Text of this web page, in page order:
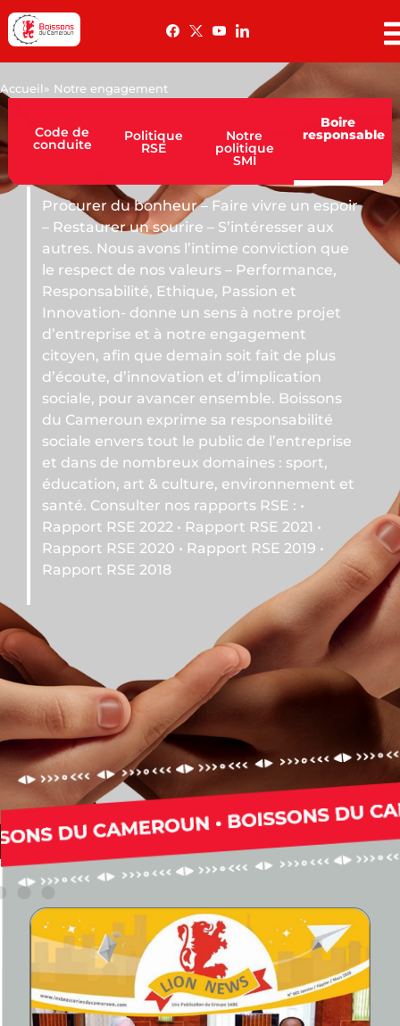
Accueil» Notre engagement
Code de
conduite
Politique
RSE
Notre
politique
SMI
Boire
responsable
vivre un espoir
aux
conviction que
Performance,
et
à notre projet
fait de plus
Boissons
de l’entreprise
: sport,
et
RSE : •
RSE 2021 •
RSE 2019 •